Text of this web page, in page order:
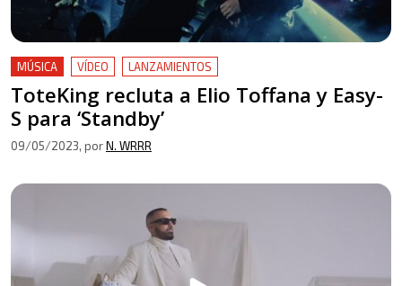
MÚSICA VÍDEO LANZAMIENTOS
ToteKing recluta a Elio Toffana y Easy-
S para ‘Standby’
09/05/2023, porN. WRRR